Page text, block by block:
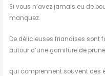
Si vous n’avez jamais eu de
manquez.
De délicieuses friandises sont
autour d’une garniture de
qui comprennent souvent des